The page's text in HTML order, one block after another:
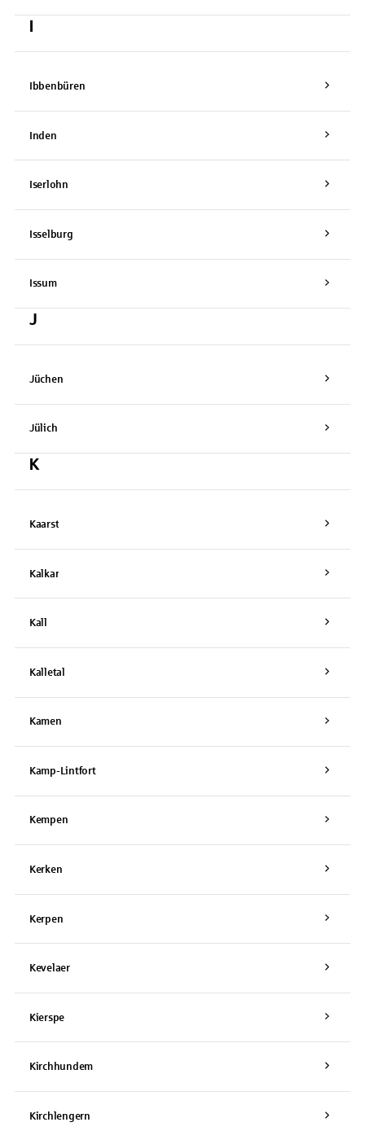
I
Ibbenbüren
Inden
Iserlohn
Isselburg
Issum
J
Jüchen
Jülich
K
Kaarst
Kalkar
Kall
Kalletal
Kamen
Kamp-Lintfort
Kempen
Kerken
Kerpen
Kevelaer
Kierspe
Kirchhundem
Kirchlengern